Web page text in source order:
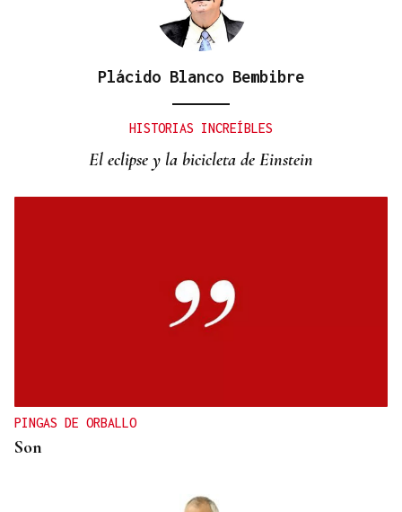
Un herido en la colisión entre dos coches en la
Plácido Blanco Bembibre
HISTORIAS INCREÍBLES
El eclipse y la bicicleta de Einstein
PINGAS DE ORBALLO
Son